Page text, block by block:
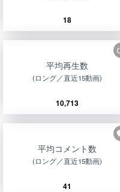
18
平均再生数
(ロング／直近15動画)
10,713
平均コメント数
(ロング／直近15動画)
41